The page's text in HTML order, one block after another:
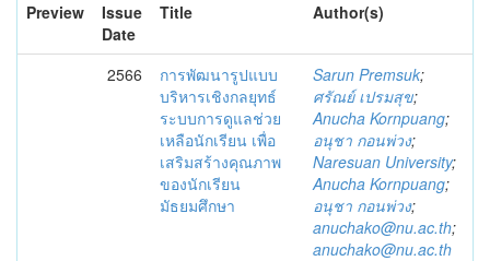
Preview
Issue
Date
Title Author(s)
2566
การพัฒนารูปแบบ
บริหารเชิงกลยุทธ์
ระบบการดูแลช่วย
เหลือนักเรียน เพื่อ
เสริมสร้างคุณภาพ
ของนักเรียน
มัธยมศึกษา
Sarun Premsuk;
ศรัณย์ เปรมสุข;
Anucha Kornpuang;
อนุชา กอนพ่วง;
Naresuan University;
Anucha Kornpuang;
อนุชา กอนพ่วง;
anuchako@nu.ac.th;
anuchako@nu.ac.th